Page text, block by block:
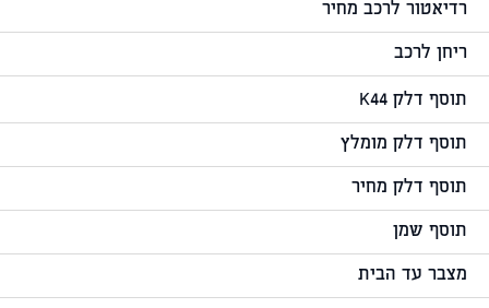
רדיאטור לרכב מחיר
ריחן לרכב
תוסף דלק K44
תוסף דלק מומלץ
תוסף דלק מחיר
תוסף שמן
מצבר עד הבית